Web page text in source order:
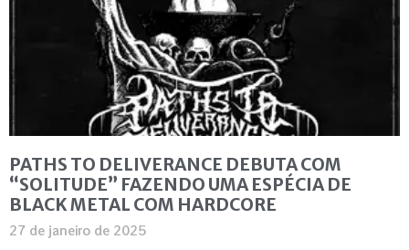
PATHS TO DELIVERANCE DEBUTA COM
“SOLITUDE” FAZENDO UMA ESPÉCIA DE
BLACK METAL COM HARDCORE
27 de janeiro de 2025